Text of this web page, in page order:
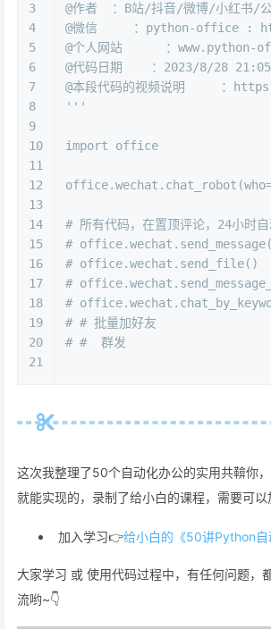
3
4
5
6
7
8
9
10
11
12
13
14
15
16
17
18
19
20
21
@作者  ：B站/抖音/微博/小红书/
@微信     ：python-office :
@个人网站      ：www.python-
@代码日期    ：2023/8/28 21:05
@本段代码的视频说明     ：
'''
import office
# 所有代码，在置顶评论，24小时自
#
# office.wechat.send_file()
#
#
# # 批量加好友
# #  群发
这次我整理了50个自动化办公的实用共鞥你
就能实现的，录制了给小白的课程，需要可
加入学习👉给小白的《50讲Python自
大家学习 或 使用代码过程中，有任何问题，
流哟~👇